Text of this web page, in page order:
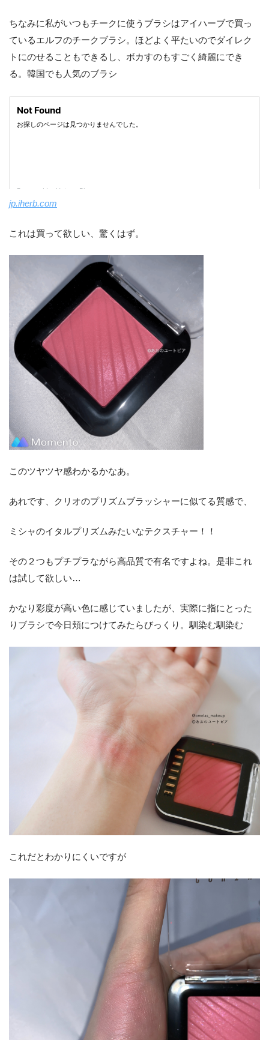
ちなみに私がいつもチークに使うブラシはアイハーブで買っ
ているエルフのチークブラシ。ほどよく平たいのでダイレク
トにのせることもできるし、ボカすのもすごく綺麗にでき
る。韓国でも人気のブラシ
jp.iherb.com
これは買って欲しい、驚くはず。
このツヤツヤ感わかるかなあ。
あれです、クリオのプリズムブラッシャーに似てる質感で、
ミシャのイタルプリズムみたいなテクスチャー！！
その２つもプチプラながら高品質で有名ですよね。是非これ
は試して欲しい…
かなり彩度が高い色に感じていましたが、実際に指にとった
りブラシで今日頬につけてみたらびっくり。馴染む馴染む
これだとわかりにくいですが